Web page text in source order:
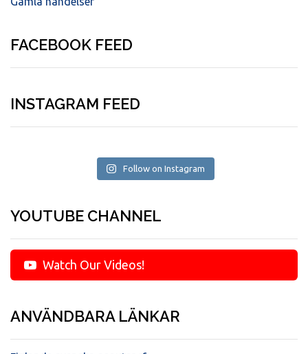
FACEBOOK FEED
INSTAGRAM FEED
Follow on Instagram
YOUTUBE CHANNEL
Watch Our Videos!
ANVÄNDBARA LÄNKAR